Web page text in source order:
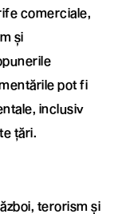
comerciale,
și
pot fi
inclusiv
țări.
terorism și